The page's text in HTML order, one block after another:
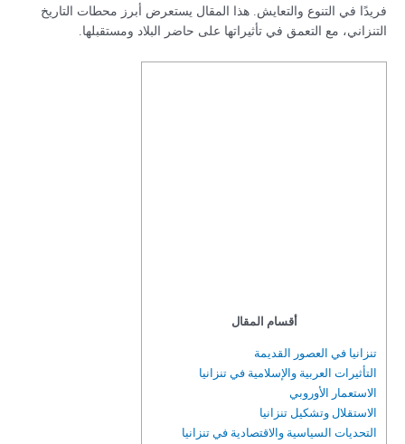
فريدًا في التنوع والتعايش. هذا المقال يستعرض أبرز محطات التاريخ
التنزاني، مع التعمق في تأثيراتها على حاضر البلاد ومستقبلها.
أقسام المقال
تنزانيا في العصور القديمة
التأثيرات العربية والإسلامية في تنزانيا
الاستعمار الأوروبي
الاستقلال وتشكيل تنزانيا
التحديات السياسية والاقتصادية في تنزانيا